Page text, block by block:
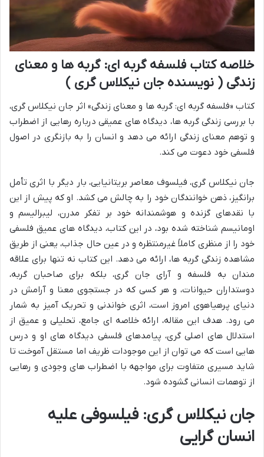
خلاصه کتاب فلسفه گربه ای: گربه ها و معنای
زندگی ( نویسنده جان نیکلاس گری )
کتاب «فلسفه گربه ای: گربه ها و معنای زندگی» اثر جان نیکلاس گری،
با بررسی زندگی گربه ها، دیدگاه های عمیقی درباره رهایی از اضطراب
و توهم معنای زندگی ارائه می دهد و انسان را به بازنگری در اصول
فلسفی خود دعوت می کند.
جان نیکلاس گری، فیلسوف معاصر بریتانیایی، بار دیگر با اثری تأمل
برانگیز، ذهن خوانندگان خود را به چالش می کشد. او که پیش از این
با نقدهای گزنده و هوشمندانه خود بر تفکر مدرن، لیبرالیسم و
اومانیسم شناخته شده بود، در این کتاب، دیدگاه های عمیق فلسفی
خود را از منظری کاملاً غیرمنتظره و در عین حال جذاب، یعنی از طریق
مشاهده زندگی گربه ها، ارائه می دهد. این کتاب نه تنها برای علاقه
مندان به فلسفه و آرای جان گری، بلکه برای صاحبان گربه،
دوستداران حیوانات، و هر کسی که در جستجوی معنا و آرامش در
دنیای پرهیاهوی امروز است، اثری خواندنی و تحریک آمیز به شمار
می رود. هدف این مقاله، ارائه خلاصه ای جامع، تحلیلی و عمیق از
استدلال های اصلی گری، پیامدهای فلسفی دیدگاه های او و درس
هایی است که می توان از این موجودات ظریف اما مستقل آموخت تا
شاید مسیری متفاوت برای مواجهه با اضطراب های وجودی و رهایی
از توهمات انسانی گشوده شود.
جان نیکلاس گری: فیلسوفی علیه
انسان گرایی